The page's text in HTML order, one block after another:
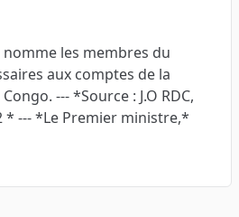
les membres du
aux comptes de la
--- *Source : J.O RDC,
* --- *Le Premier ministre,*